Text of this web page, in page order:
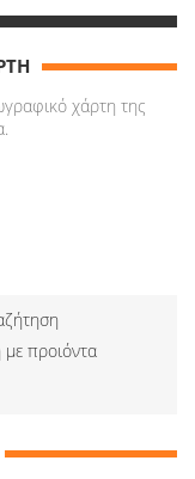
χάρτη της
προιόντα